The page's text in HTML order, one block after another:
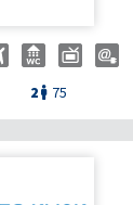
2  75